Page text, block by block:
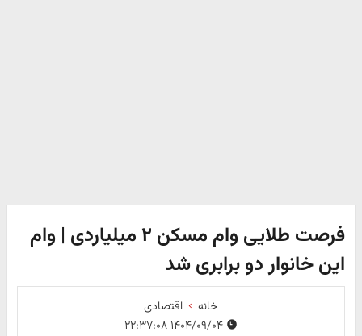
فرصت طلایی وام مسکن ۲ میلیاردی | وام
این خانوار دو برابری شد
خانه
اقتصادی
۱۴۰۴/۰۹/۰۴ ۲۲:۳۷:۰۸